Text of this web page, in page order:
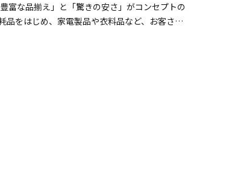
富な品揃え」と「驚きの安さ」がコンセプトの
品をはじめ、家電製品や衣料品など、お客さま